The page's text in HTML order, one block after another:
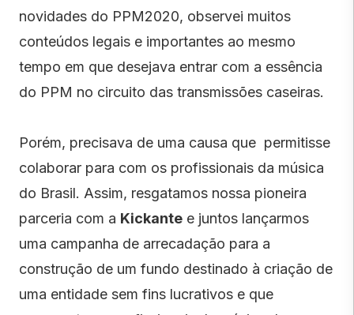
novidades do PPM2020, observei muitos
conteúdos legais e importantes ao mesmo
tempo em que desejava entrar com a essência
do PPM no circuito das transmissões caseiras.
Porém, precisava de uma causa que permitisse
colaborar para com os profissionais da música
do Brasil. Assim, resgatamos nossa pioneira
parceria com a Kickante e juntos lançarmos
uma campanha de arrecadação para a
construção de um fundo destinado à criação de
uma entidade sem fins lucrativos e que